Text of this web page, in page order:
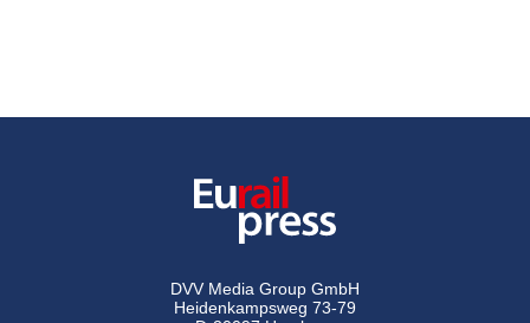
DVV Media Group GmbH
Heidenkampsweg 73-79